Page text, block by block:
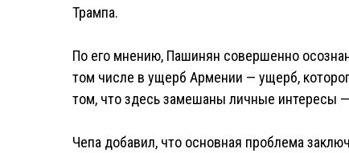
Трампа.
По его мнению, Пашинян совершенно
том числе в ущерб Армении — ущерб,
том, что здесь замешаны личные интересы
Чепа добавил, что основная проблема